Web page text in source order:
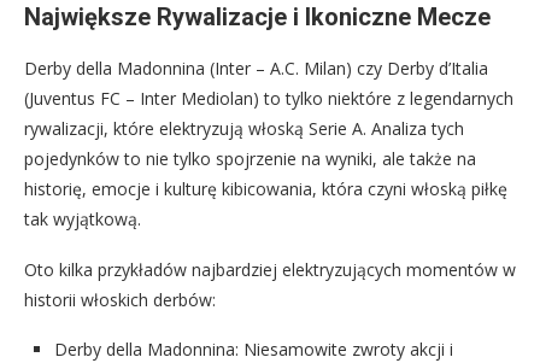
Największe Rywalizacje i Ikoniczne Mecze
Derby della Madonnina (Inter – A.C. Milan) czy Derby d’Italia
(Juventus FC – Inter Mediolan) to tylko niektóre z legendarnych
rywalizacji, które elektryzują włoską Serie A. Analiza tych
pojedynków to nie tylko spojrzenie na wyniki, ale także na
historię, emocje i kulturę kibicowania, która czyni włoską piłkę
tak wyjątkową.
Oto kilka przykładów najbardziej elektryzujących momentów w
historii włoskich derbów:
Derby della Madonnina: Niesamowite zwroty akcji i